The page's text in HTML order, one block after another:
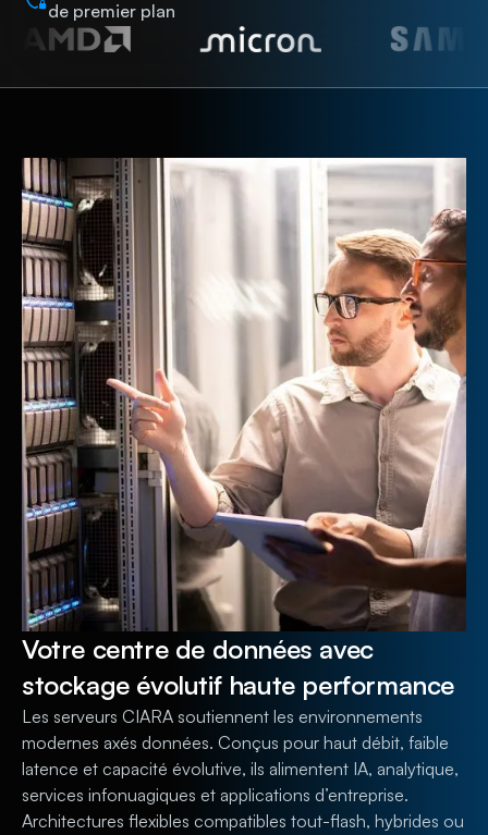
de premier plan
Votre centre de données avec
stockage évolutif haute performance
Les serveurs CIARA soutiennent les environnements
modernes axés données. Conçus pour haut débit, faible
latence et capacité évolutive, ils alimentent IA, analytique,
services infonuagiques et applications d’entreprise.
Architectures flexibles compatibles tout-flash, hybrides ou